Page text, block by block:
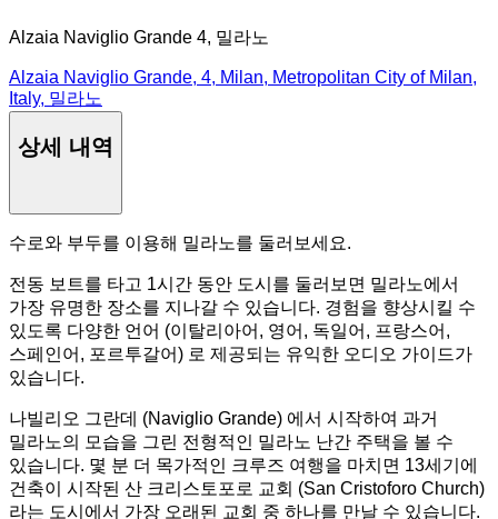
Alzaia Naviglio Grande 4, 밀라노
Alzaia Naviglio Grande, 4, Milan, Metropolitan City of Milan,
Italy, 밀라노
상세 내역
수로와 부두를 이용해 밀라노를 둘러보세요.
전동 보트를 타고 1시간 동안 도시를 둘러보면 밀라노에서
가장 유명한 장소를 지나갈 수 있습니다. 경험을 향상시킬 수
있도록 다양한 언어 (이탈리아어, 영어, 독일어, 프랑스어,
스페인어, 포르투갈어) 로 제공되는 유익한 오디오 가이드가
있습니다.
나빌리오 그란데 (Naviglio Grande) 에서 시작하여 과거
밀라노의 모습을 그린 전형적인 밀라노 난간 주택을 볼 수
있습니다. 몇 분 더 목가적인 크루즈 여행을 마치면 13세기에
건축이 시작된 산 크리스토포로 교회 (San Cristoforo Church)
라는 도시에서 가장 오래된 교회 중 하나를 만날 수 있습니다.